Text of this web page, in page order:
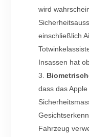
wird
einschließlich
Insassen hat
dass das
Fahrzeug